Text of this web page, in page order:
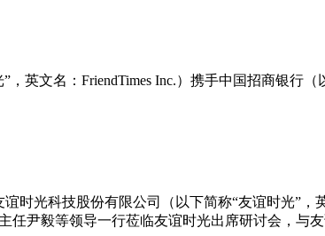
英文名：FriendTimes Inc.）携手中国招商银行
光科技股份有限公司（以下简称“友谊时光”，
尹毅等领导一行莅临友谊时光出席研讨会，与